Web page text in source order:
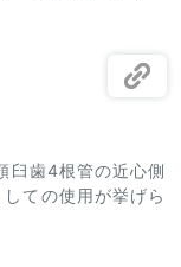
臼歯4根管の近心側
ての使用が挙げら